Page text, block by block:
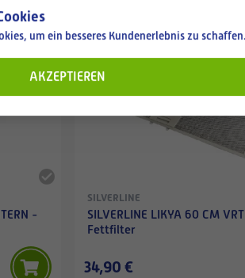
Available
-
SILVERLINE
SILVERLINE LIKYA 60 CM
Fettfilter
34,90 €
um ein besseres Kundenerlebnis zu schaffen.
AKZEPTIEREN